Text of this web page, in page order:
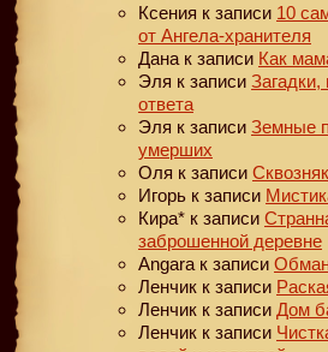
Ксения к записи 10
от Ангела-хранителя
Дана к записи Как
Эля к записи Загадки,
ответа
Эля к записи Земные
умерших
Оля к записи Сквозняк
Игорь к записи
Кира* к записи
заброшенной деревне
Angara к записи
Ленчик к записи
Ленчик к записи Дом
Ленчик к записи